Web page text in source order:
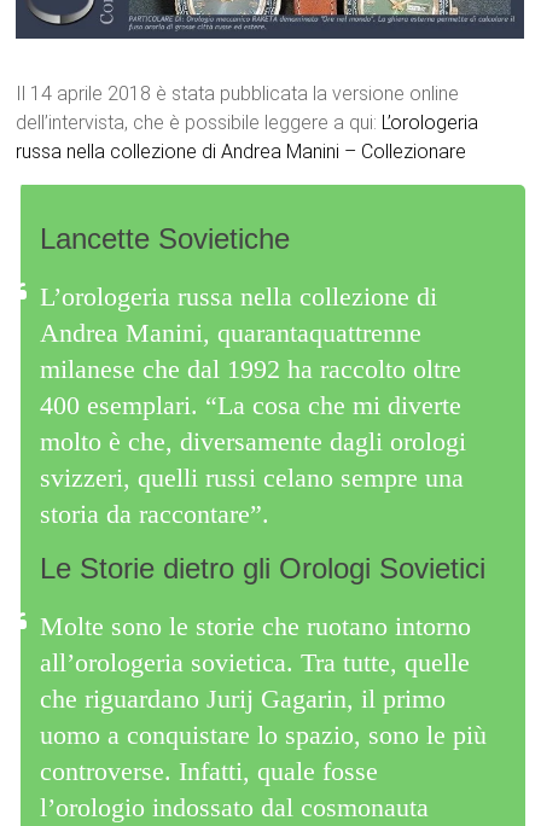
Il 14 aprile 2018 è stata pubblicata la versione online
dell’intervista, che è possibile leggere a qui: L’orologeria
russa nella collezione di Andrea Manini – Collezionare
Lancette Sovietiche
L’orologeria russa nella collezione di
Andrea Manini, quarantaquattrenne
milanese che dal 1992 ha raccolto oltre
400 esemplari. “La cosa che mi diverte
molto è che, diversamente dagli orologi
svizzeri, quelli russi celano sempre una
storia da raccontare”.
Le Storie dietro gli Orologi Sovietici
Molte sono le storie che ruotano intorno
all’orologeria sovietica. Tra tutte, quelle
che riguardano Jurij Gagarin, il primo
uomo a conquistare lo spazio, sono le più
controverse. Infatti, quale fosse
l’orologio indossato dal cosmonauta